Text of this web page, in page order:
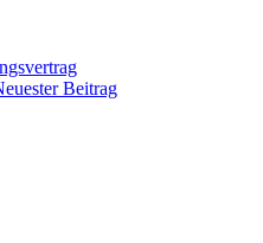
Beitrag